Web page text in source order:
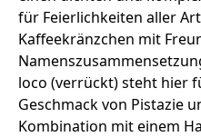
für Feierlichkeiten aller
Kaffeekränzchen mit
loco (verrückt) steht hier
Geschmack von Pistazie
Kombination mit einem